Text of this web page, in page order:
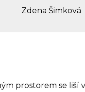
Zdena Šimková
prostorem se liší v